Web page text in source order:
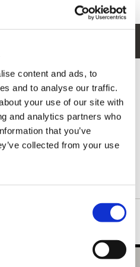
content and ads, to
and to analyse our traffic.
your use of our site with
and analytics partners who
that you’ve
collected from your use
ぐハンターと オトモアイルー の
ン。
させる、温かみのあるイラスト
、冒険の合間のひとときを切り
ーの世界観をやさしく表現した
を保つダブルステッチ仕様で